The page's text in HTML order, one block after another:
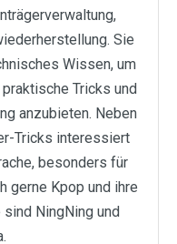
Sie
Wissen, um
Tricks und
anzubieten. Neben
Tricks interessiert
besonders für
gerne Kpop und ihre
NingNing und